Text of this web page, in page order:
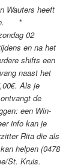
Wauters heeft
geven. *
02
en na het
shifts een
naast het
Als je
de
een Win-
info kan je
Rita die als
helpen (0478
St. Kruis.